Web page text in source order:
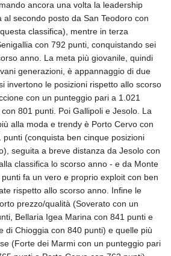
MUR 54.182173
MVR 17.833786
MWK 2001.034568
MXN 19.905129
MYR 4.720486
MZN 73.770814
NAD 18.823025
NGN 1573.04937
NIO 42.466857
NOK 11.000254
NPR 175.719473
NZD 1.961533
PAB 1.154005
PEN 3.900811
PGK 5.098623
PHP 70.147602
PKR 320.383288
PLN 4.298905
ancora una volta la leadership
al secondo posto da San Teodoro con
classifica), mentre in terza
con 792 punti, conquistando sei
anno. La meta più giovanile, quindi
generazioni, è appannaggio di due
invertono le posizioni rispetto allo scorso
con un punteggio pari a 1.021
801 punti. Poi Gallipoli e Jesolo. La
alla moda e trendy è Porto Cervo con
(conquista ben cinque posizioni
seguita a breve distanza da Jesolo con
classifica lo scorso anno - e da Monte
fa un vero e proprio exploit con ben
rispetto allo scorso anno. Infine le
prezzo/qualità (Soverato con un
Bellaria Igea Marina con 841 punti e
di Chioggia con 840 punti) e quelle più
(Forte dei Marmi con un punteggio pari